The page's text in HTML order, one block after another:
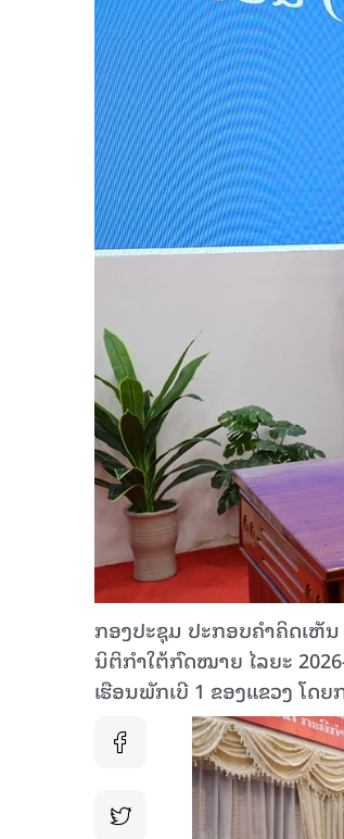
ກອງປະຊຸມ ປະກອບຄຳຄິດເຫັ
ນິຕິກຳໃຕ້ກົດໝາຍ ໄລຍະ
ເຮືອນພັກເບີ 1 ຂອງແຂວງ ໂດ